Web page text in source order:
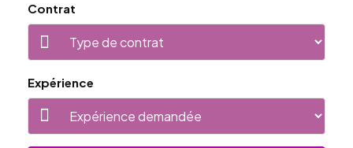
Contrat
Expérience